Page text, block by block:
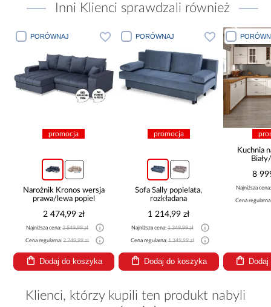
Inni Klienci sprawdzali również
PORÓWNAJ
promocja
Narożnik Kronos wersja
prawa/lewa popiel
2 474,99 zł
Najniższa cena:2 549,99 zł
Cena regularna:2 749,99 zł
Dodaj do koszyka
PORÓWNAJ
promocja
Sofa Sally popielata,
rozkładana
1 214,99 zł
Najniższa cena:1 349,99 zł
Cena regularna:1 349,99 zł
Dodaj do koszyka
Kuchnia
8
Najniższa
Cena
Klienci, którzy kupili ten produkt nabyli